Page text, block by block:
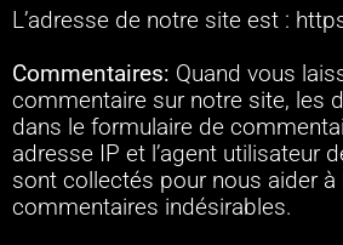
L’adresse de notre site est :
Commentaires: Quand vous
commentaire sur notre site, les
dans le formulaire de
adresse IP et l’agent utilisateur
sont collectés pour nous aider
commentaires indésirables.